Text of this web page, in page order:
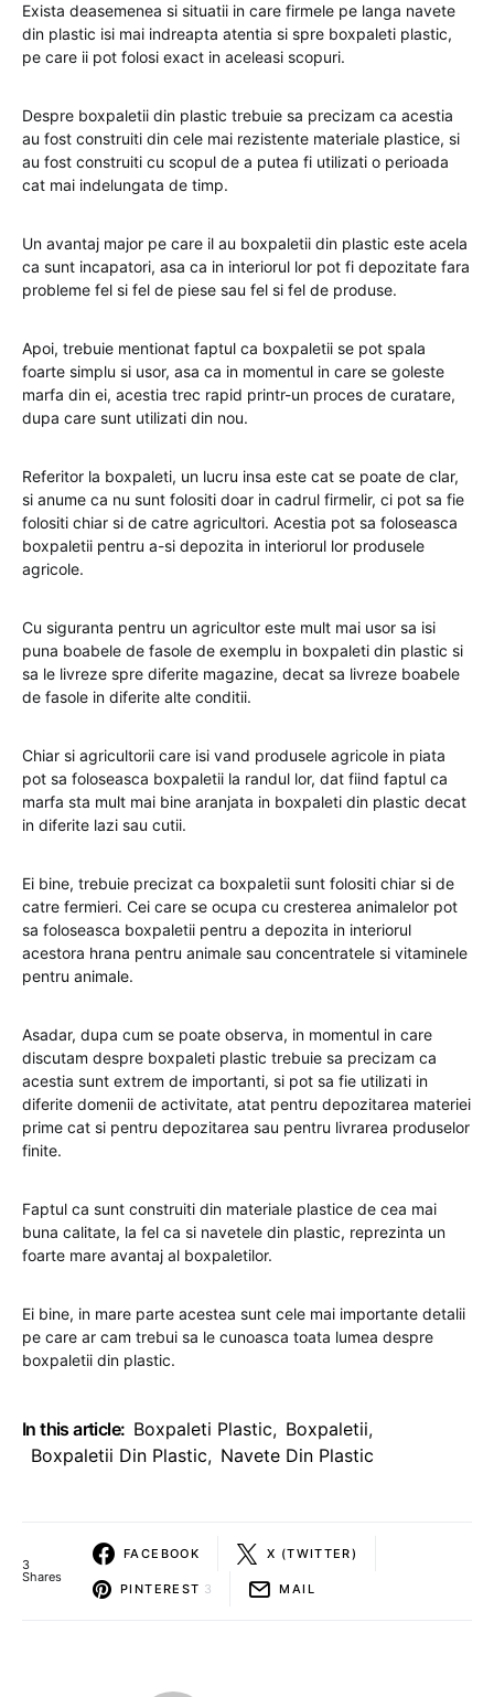
Exista deasemenea si situatii in care firmele pe langa navete
din plastic isi mai indreapta atentia si spre boxpaleti plastic,
pe care ii pot folosi exact in aceleasi scopuri.
Despre boxpaletii din plastic trebuie sa precizam ca acestia
au fost construiti din cele mai rezistente materiale plastice, si
au fost construiti cu scopul de a putea fi utilizati o perioada
cat mai indelungata de timp.
Un avantaj major pe care il au boxpaletii din plastic este acela
ca sunt incapatori, asa ca in interiorul lor pot fi depozitate fara
probleme fel si fel de piese sau fel si fel de produse.
Apoi, trebuie mentionat faptul ca boxpaletii se pot spala
foarte simplu si usor, asa ca in momentul in care se goleste
marfa din ei, acestia trec rapid printr-un proces de curatare,
dupa care sunt utilizati din nou.
Referitor la boxpaleti, un lucru insa este cat se poate de clar,
si anume ca nu sunt folositi doar in cadrul firmelir, ci pot sa fie
folositi chiar si de catre agricultori. Acestia pot sa foloseasca
boxpaletii pentru a-si depozita in interiorul lor produsele
agricole.
Cu siguranta pentru un agricultor este mult mai usor sa isi
puna boabele de fasole de exemplu in boxpaleti din plastic si
sa le livreze spre diferite magazine, decat sa livreze boabele
de fasole in diferite alte conditii.
Chiar si agricultorii care isi vand produsele agricole in piata
pot sa foloseasca boxpaletii la randul lor, dat fiind faptul ca
marfa sta mult mai bine aranjata in boxpaleti din plastic decat
in diferite lazi sau cutii.
Ei bine, trebuie precizat ca boxpaletii sunt folositi chiar si de
catre fermieri. Cei care se ocupa cu cresterea animalelor pot
sa foloseasca boxpaletii pentru a depozita in interiorul
acestora hrana pentru animale sau concentratele si vitaminele
pentru animale.
Asadar, dupa cum se poate observa, in momentul in care
discutam despre boxpaleti plastic trebuie sa precizam ca
acestia sunt extrem de importanti, si pot sa fie utilizati in
diferite domenii de activitate, atat pentru depozitarea materiei
prime cat si pentru depozitarea sau pentru livrarea produselor
finite.
Faptul ca sunt construiti din materiale plastice de cea mai
buna calitate, la fel ca si navetele din plastic, reprezinta un
foarte mare avantaj al boxpaletilor.
Ei bine, in mare parte acestea sunt cele mai importante detalii
pe care ar cam trebui sa le cunoasca toata lumea despre
boxpaletii din plastic.
In this article: Boxpaleti Plastic, Boxpaletii,
Boxpaletii Din Plastic, Navete Din Plastic
3
Shares
FACEBOOK X (TWITTER)
PINTEREST 3 MAIL